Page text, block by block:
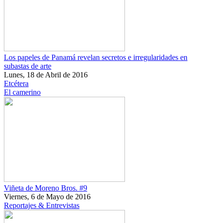
Los papeles de Panamá revelan secretos e irregularidades en
subastas de arte
Lunes, 18 de Abril de 2016
Etcétera
El camerino
Viñeta de Moreno Bros. #9
Viernes, 6 de Mayo de 2016
Reportajes & Entrevistas